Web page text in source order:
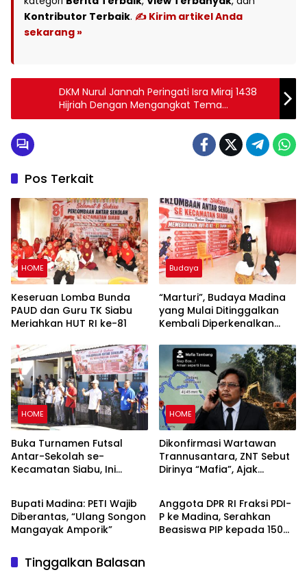
Kontributor Terbaik. ✍️ Kirim artikel Anda
sekarang »
DKM Nurul Jannah Peringati Isra Miraj 1438
Hijriah Dengan Mengangkat Tema
“Mewujudkan Ukhuwah Islamiyah dan
Menanamkan Akhlakul Karimah”
Pos Terkait
HOME
Keseruan Lomba Bunda
PAUD dan Guru TK Siabu
Meriahkan HUT RI ke-81
Budaya
“Marturi”, Budaya Madina
yang Mulai Ditinggalkan
Kembali Diperkenalkan
di Siabu
HOME
Buka Turnamen Futsal
Antar-Sekolah se-
Kecamatan Siabu, Ini
HOME
Dikonfirmasi Wartawan
Trannusantara, ZNT Sebut
Dirinya “Mafia”, Ajak
HOME
Bupati Madina: PETI Wajib
Diberantas, “Ulang Songon
Mangayak Amporik”
HOME
Anggota DPR RI Fraksi PDI-
P ke Madina, Serahkan
Beasiswa PIP kepada 150
Tinggalkan Balasan